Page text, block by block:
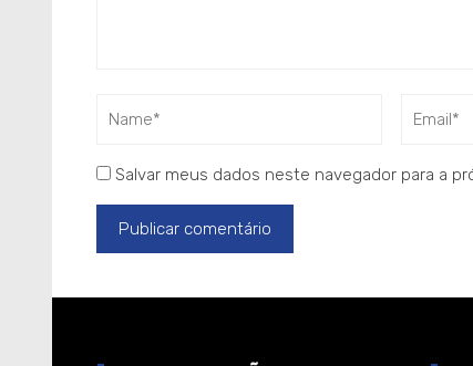
Salvar meus dados neste navegador para a